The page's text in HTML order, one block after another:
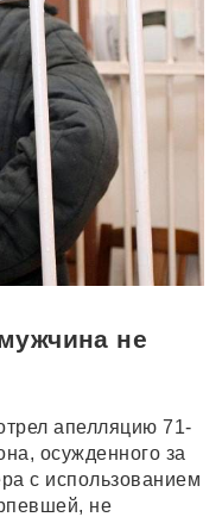
не
апелляцию 71-
осужденного за
с использованием
не